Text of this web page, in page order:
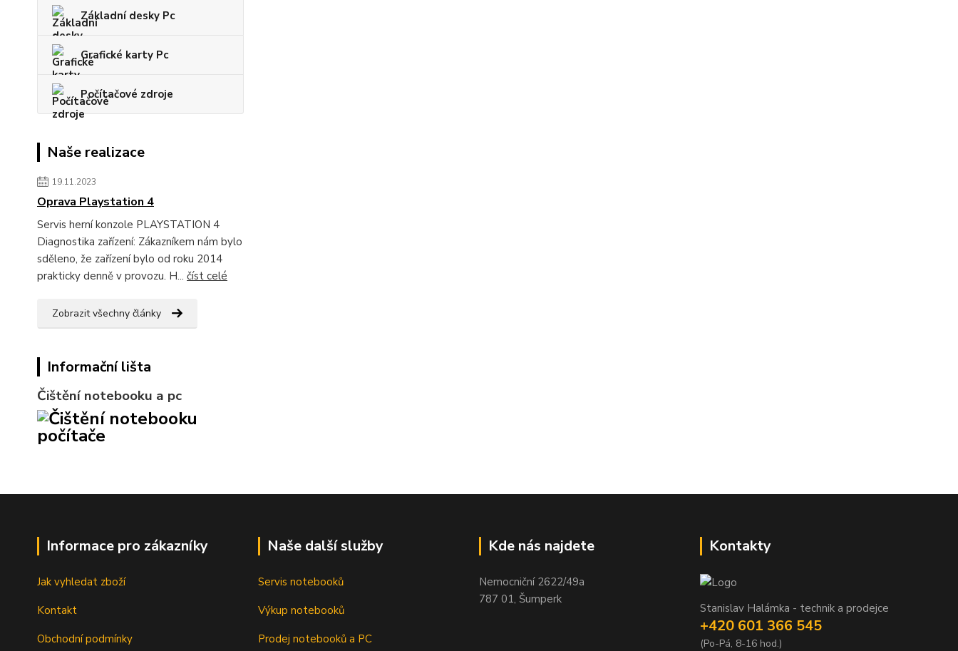
Základní desky Pc
Grafické karty Pc
Počítačové zdroje
Naše realizace
19.11.2023
Oprava Playstation 4
Servis herní konzole PLAYSTATION 4
Diagnostika zařízení: Zákazníkem nám bylo
sděleno, že zařízení bylo od roku 2014
prakticky denně v provozu. H... číst celé
Zobrazit všechny články
Informační lišta
Čištění notebooku a pc
Informace pro zákazníky
Jak vyhledat zboží
Kontakt
Obchodní podmínky
Naše další služby
Servis notebooků
Výkup notebooků
Prodej notebooků a PC
Kde nás najdete
Nemocniční 2622/49a
787 01, Šumperk
Kontakty
Stanislav Halámka - technik a prodejce
+420 601 366 545
(Po-Pá, 8-16 hod.)